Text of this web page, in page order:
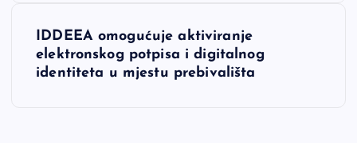
IDDEEA omogućuje aktiviranje
elektronskog potpisa i digitalnog
identiteta u mjestu prebivališta